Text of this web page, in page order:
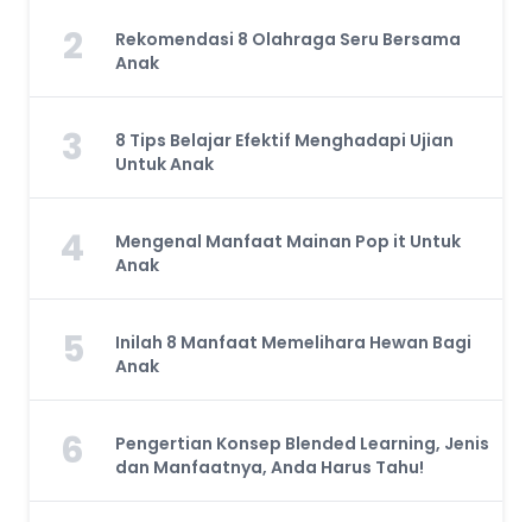
2
Rekomendasi 8 Olahraga Seru Bersama
Anak
3
8 Tips Belajar Efektif Menghadapi Ujian
Untuk Anak
4
Mengenal Manfaat Mainan Pop it Untuk
Anak
5
Inilah 8 Manfaat Memelihara Hewan Bagi
Anak
6
Pengertian Konsep Blended Learning, Jenis
dan Manfaatnya, Anda Harus Tahu!